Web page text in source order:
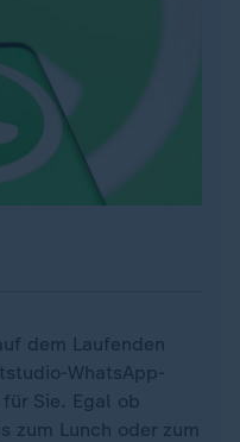
dem Laufenden
WhatsApp-
Sie. Egal ob
zum Lunch oder zum